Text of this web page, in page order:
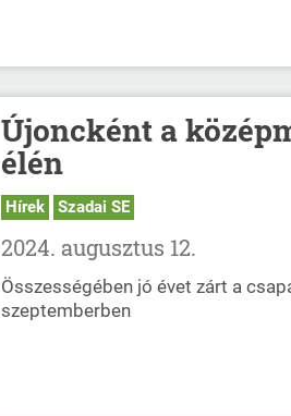
Újoncként a
élén
Hírek Szadai SE
2024. augusztus 12.
Összességében jó évet zárt a
szeptemberben